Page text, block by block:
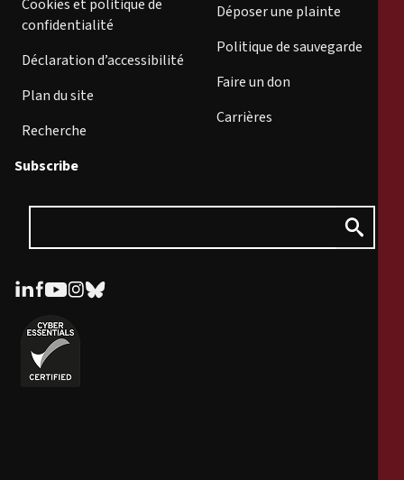
Cookies et politique de
confidentialité
Déclaration d’accessibilité
Plan du site
Recherche
Déposer une plainte
Politique de sauvegarde
Faire un don
Carrières
Subscribe